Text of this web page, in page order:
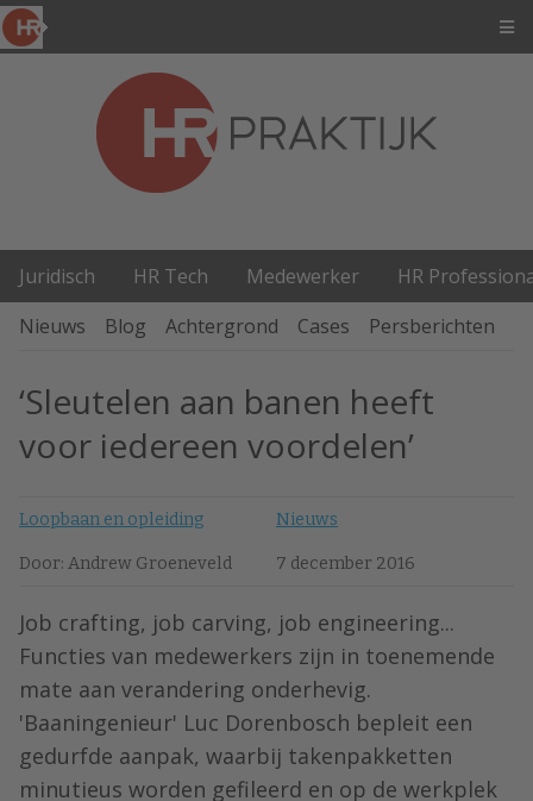
Juridisch HR Tech Medewerker
HR
Nieuws
Blog Achtergrond Cases Persberichten
‘Sleutelen aan banen heeft
voor iedereen voordelen’
Loopbaan en opleiding Nieuws
Door: Andrew Groeneveld 7 december 2016
Job crafting, job carving, job engineering...
Functies van medewerkers zijn in toenemende
mate aan verandering onderhevig.
'Baaningenieur' Luc Dorenbosch bepleit een
gedurfde aanpak, waarbij takenpakketten
minutieus worden gefileerd en op de werkplek